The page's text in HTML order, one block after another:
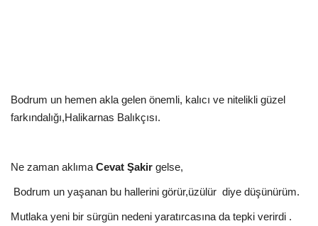
Gündem
Bodrum un hemen akla gelen önemli, kalıcı ve nitelikli güzel
farkındalığı,Halikarnas Balıkçısı.
Ne zaman aklıma Cevat Şakir gelse,
Bodrum un yaşanan bu hallerini görür,üzülür diye düşünürüm.
Mutlaka yeni bir sürgün nedeni yaratırcasına da tepki verirdi .